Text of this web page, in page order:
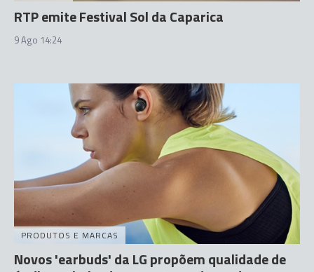
RTP emite Festival Sol da Caparica
9 Ago 14:24
PRODUTOS E MARCAS
Novos 'earbuds' da LG propõem qualidade de